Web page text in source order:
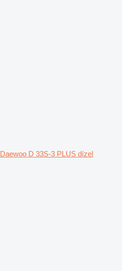
Daewoo D 33S-3 PLUS dízel